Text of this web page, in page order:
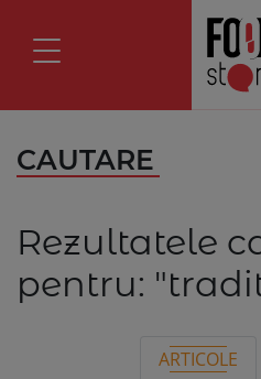
CAUTARE
Rezultatele
pentru:
ARTICOLE